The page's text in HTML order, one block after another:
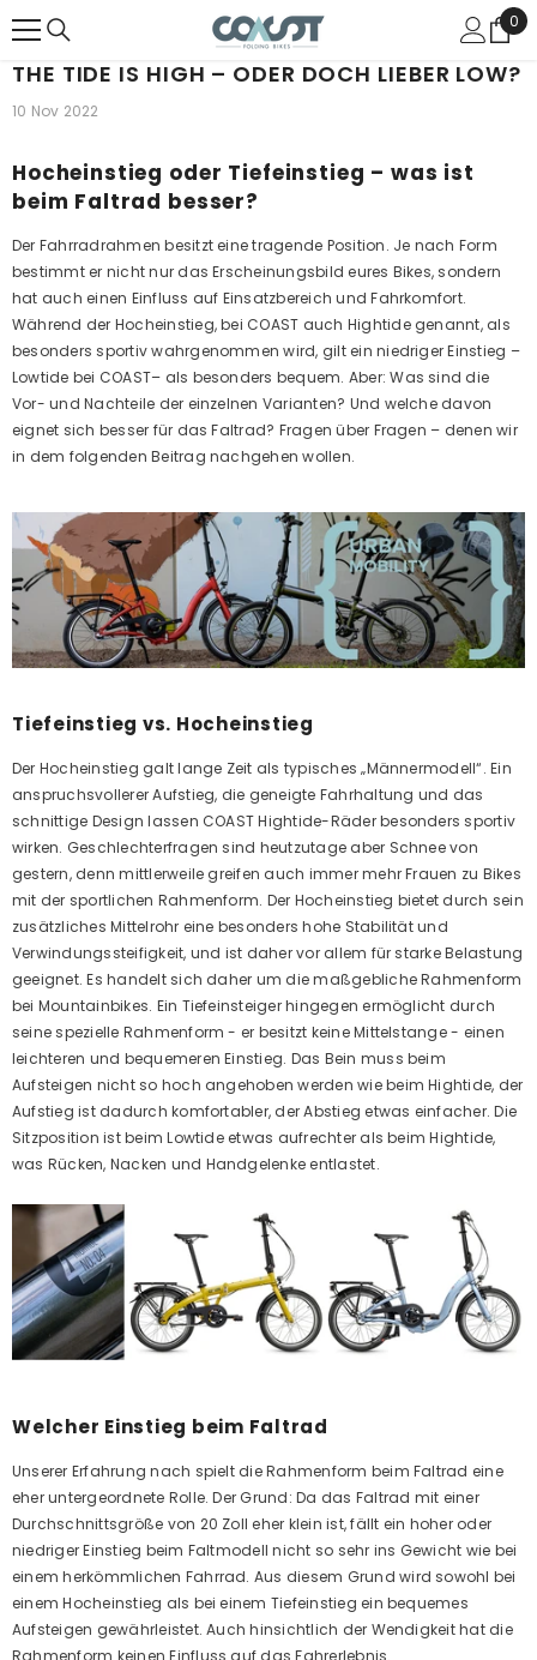
0
0
THE TIDE IS HIGH – ODER DOCH LIEBER LOW?
10 Nov 2022
Hocheinstieg oder Tiefeinstieg – was ist
beim Faltrad besser?
Der Fahrradrahmen besitzt eine tragende Position. Je nach Form
bestimmt er nicht nur das Erscheinungsbild eures Bikes, sondern
hat auch einen Einfluss auf Einsatzbereich und Fahrkomfort.
Während der Hocheinstieg, bei COAST auch Hightide genannt, als
besonders sportiv wahrgenommen wird, gilt ein niedriger Einstieg –
Lowtide bei COAST– als besonders bequem. Aber: Was sind die
Vor- und Nachteile der einzelnen Varianten? Und welche davon
eignet sich besser für das Faltrad? Fragen über Fragen – denen wir
in dem folgenden Beitrag nachgehen wollen.
Tiefeinstieg vs. Hocheinstieg
Der Hocheinstieg galt lange Zeit als typisches „Männermodell“. Ein
anspruchsvollerer Aufstieg, die geneigte Fahrhaltung und das
schnittige Design lassen COAST Hightide-Räder besonders sportiv
wirken. Geschlechterfragen sind heutzutage aber Schnee von
gestern, denn mittlerweile greifen auch immer mehr Frauen zu Bikes
mit der sportlichen Rahmenform. Der Hocheinstieg bietet durch sein
zusätzliches Mittelrohr eine besonders hohe Stabilität und
Verwindungssteifigkeit, und ist daher vor allem für starke Belastung
geeignet. Es handelt sich daher um die maßgebliche Rahmenform
bei Mountainbikes. Ein Tiefeinsteiger hingegen ermöglicht durch
seine spezielle Rahmenform - er besitzt keine Mittelstange - einen
leichteren und bequemeren Einstieg. Das Bein muss beim
Aufsteigen nicht so hoch angehoben werden wie beim Hightide, der
Aufstieg ist dadurch komfortabler, der Abstieg etwas einfacher. Die
Sitzposition ist beim Lowtide etwas aufrechter als beim Hightide,
was Rücken, Nacken und Handgelenke entlastet.
Welcher Einstieg beim Faltrad
Unserer Erfahrung nach spielt die Rahmenform beim Faltrad eine
eher untergeordnete Rolle. Der Grund: Da das Faltrad mit einer
Durchschnittsgröße von 20 Zoll eher klein ist, fällt ein hoher oder
niedriger Einstieg beim Faltmodell nicht so sehr ins Gewicht wie bei
einem herkömmlichen Fahrrad. Aus diesem Grund wird sowohl bei
einem Hocheinstieg als bei einem Tiefeinstieg ein bequemes
Aufsteigen gewährleistet. Auch hinsichtlich der Wendigkeit hat die